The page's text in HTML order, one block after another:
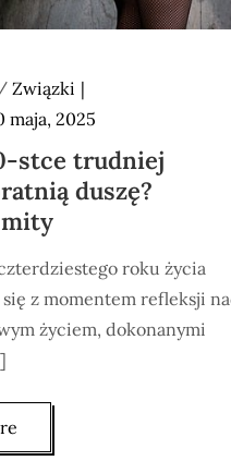
Związki
maja, 2025
stce trudniej
duszę?
roku życia
z momentem refleksji
życiem, dokonanymi